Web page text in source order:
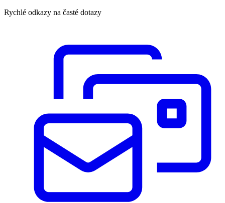
Rychlé odkazy na časté dotazy